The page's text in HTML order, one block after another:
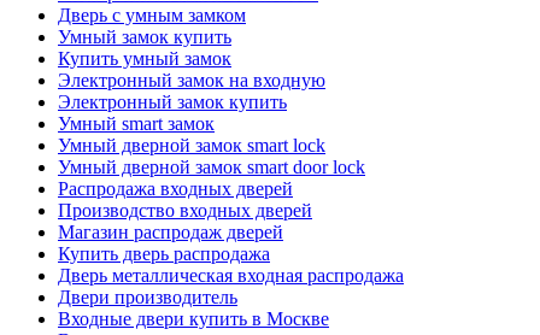
Дверь с умным замком
Умный замок купить
Купить умный замок
Электронный замок на входную
Электронный замок купить
Умный smart замок
Умный дверной замок smart lock
Умный дверной замок smart door lock
Распродажа входных дверей
Производство входных дверей
Магазин распродаж дверей
Купить дверь распродажа
Дверь металлическая входная распродажа
Двери производитель
Входные двери купить в Москве